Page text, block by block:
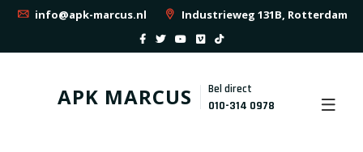
info@apk-marcus.nl Industrieweg 131B, Rotterdam
APK MARCUS
Bel direct
010-314 0978